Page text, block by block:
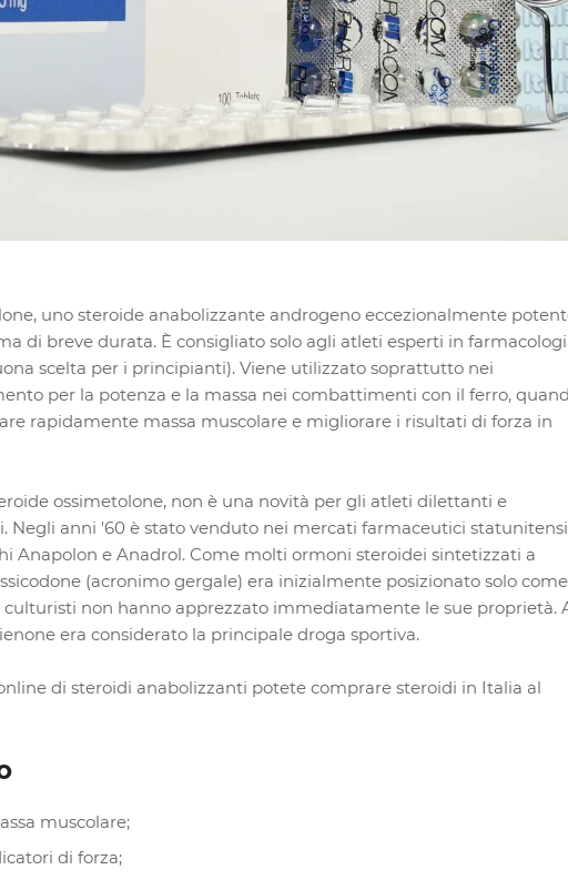
uno steroide anabolizzante androgeno eccezionalmente
di breve durata. È consigliato solo agli atleti esperti in
scelta per i principianti). Viene utilizzato soprattutto nei
per la potenza e la massa nei combattimenti con il ferro,
rapidamente massa muscolare e migliorare i risultati di forza in
ossimetolone, non è una novità per gli atleti dilettanti e
Negli anni '60 è stato venduto nei mercati farmaceutici statunitensi
Anapolon e Anadrol. Come molti ormoni steroidei sintetizzati a
(acronimo gergale) era inizialmente posizionato solo come
non hanno apprezzato immediatamente le sue proprietà.
era considerato la principale droga sportiva.
di steroidi anabolizzanti potete comprare steroidi in Italia al
muscolare;
di forza;